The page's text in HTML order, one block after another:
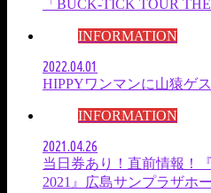
「BUCK-TICK TOUR THE
INFORMATION
2022.04.01
HIPPYワンマンに山猿ゲ
INFORMATION
2021.04.26
当日券あり！直前情報！
2021』広島サンプラザホ